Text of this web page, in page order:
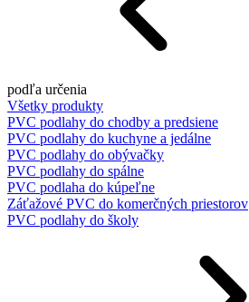
podľa určenia
Všetky produkty
PVC podlahy do chodby a predsiene
PVC podlahy do kuchyne a jedálne
PVC podlahy do obývačky
PVC podlahy do spálne
PVC podlaha do kúpeľne
Záťažové PVC do komerčných priestorov
PVC podlahy do školy